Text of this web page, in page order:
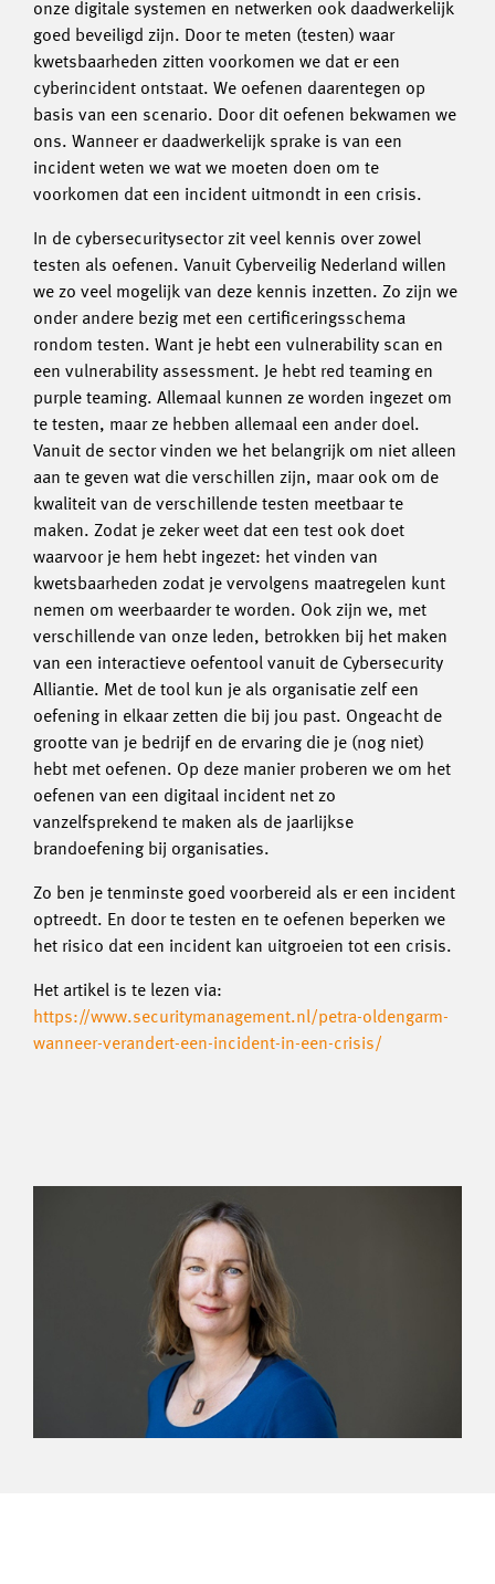
onze digitale systemen en netwerken ook daadwerkelijk
goed beveiligd zijn. Door te meten (testen) waar
kwetsbaarheden zitten voorkomen we dat er een
cyberincident ontstaat. We oefenen daarentegen op
basis van een scenario. Door dit oefenen bekwamen we
ons. Wanneer er daadwerkelijk sprake is van een
incident weten we wat we moeten doen om te
voorkomen dat een incident uitmondt in een crisis.
In de cybersecuritysector zit veel kennis over zowel
testen als oefenen. Vanuit Cyberveilig Nederland willen
we zo veel mogelijk van deze kennis inzetten. Zo zijn we
onder andere bezig met een certificeringsschema
rondom testen. Want je hebt een vulnerability scan en
een vulnerability assessment. Je hebt red teaming en
purple teaming. Allemaal kunnen ze worden ingezet om
te testen, maar ze hebben allemaal een ander doel.
Vanuit de sector vinden we het belangrijk om niet alleen
aan te geven wat die verschillen zijn, maar ook om de
kwaliteit van de verschillende testen meetbaar te
maken. Zodat je zeker weet dat een test ook doet
waarvoor je hem hebt ingezet: het vinden van
kwetsbaarheden zodat je vervolgens maatregelen kunt
nemen om weerbaarder te worden. Ook zijn we, met
verschillende van onze leden, betrokken bij het maken
van een interactieve oefentool vanuit de Cybersecurity
Alliantie. Met de tool kun je als organisatie zelf een
oefening in elkaar zetten die bij jou past. Ongeacht de
grootte van je bedrijf en de ervaring die je (nog niet)
hebt met oefenen. Op deze manier proberen we om het
oefenen van een digitaal incident net zo
vanzelfsprekend te maken als de jaarlijkse
brandoefening bij organisaties.
Zo ben je tenminste goed voorbereid als er een incident
optreedt. En door te testen en te oefenen beperken we
het risico dat een incident kan uitgroeien tot een crisis.
Het artikel is te lezen via:
https://www.securitymanagement.nl/petra-oldengarm-
wanneer-verandert-een-incident-in-een-crisis/